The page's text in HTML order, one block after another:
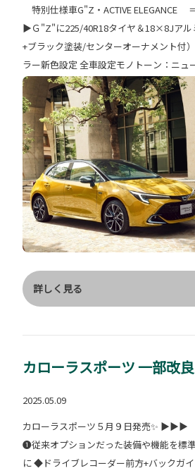
特別仕様車G"Z・ACTIVE ELEGANCE ＝＝＝主な変更点＝＝＝
▶Ｇ"Z"に225/40R18タイヤ＆18×8Jアル
+ブラック塗装/センターオーナメント付）標準設定
ラー新色設定 全車設定モノトーン：ニュ
G"Z"・G設定モノトーン：ダークブルーマイカ G"Z"・G
トーン：ブラック×プラチナホワイトパ
ション別途￥88,000（税込） G"Z"・G設定ツートーン：ブラック
×エモーショナルレッドⅢ メーカーオプ
（税込） ＝＝＝特別仕様車G"Z・ACTIVE ELEGANCE"＝＝＝ カロ
ーラ誕生６０周年を記念した特別仕様車 ボディーカラー特別
設定色：ブラック×マスタード メーカー
（税込） ☺詳しくはスタッフまで☺
詳しく見る
カローラスポーツ 一部改
2025.05.09
カローラスポーツ５月９日発売✨ ▶▶▶ 主な変更点 ◀◀◀
❶従来オプションだった装備や機能を標準設定❕ Ｇ"Ｚ"
に ◆ドライブレコーダー前方+バックガ